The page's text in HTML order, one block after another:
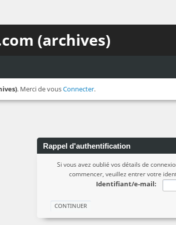
(archives)
. Merci de vousConnecter.
Rappel d'authentification
Si vous avez oublié vos détails de
commencer, veuillez entrer votre
Identifiant/e-mail: